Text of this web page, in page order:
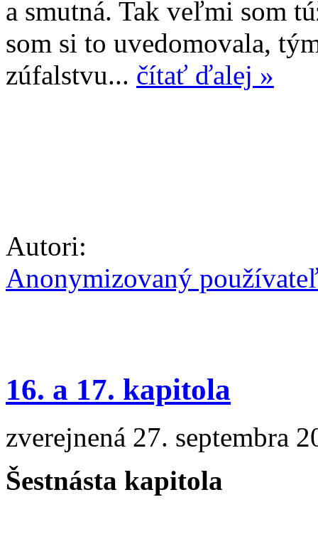
a smutná. Tak veľmi som
som si to uvedomovala,
zúfalstvu... čítať ďalej »
Autori:
Anonymizovaný
16. a 17. kapitola
zverejnená 27. septembra
Šestnásta kapitola